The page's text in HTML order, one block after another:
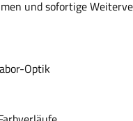
und sofortige
Optik